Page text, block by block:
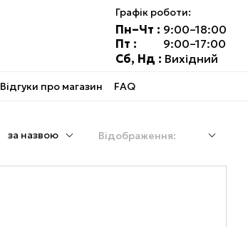
Графік роботи:
Пн–Чт : 9:00–18:00
Пт :
9:00–17:00
Сб, Нд : Вихідний
Відгуки про магазин FAQ
за назвою Відображення: